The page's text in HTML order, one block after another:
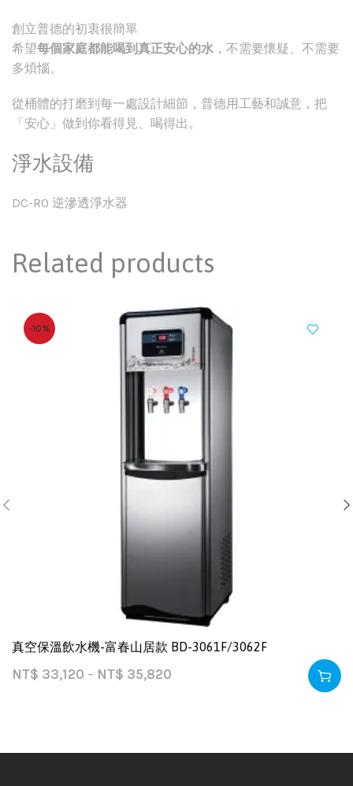
創立普德的初衷很簡單
希望每個家庭都能喝到真正安心的水 ，不需要懷疑、不需要
多煩惱。
從桶體的打磨到每一處設計細節，普德用工藝和誠意，把
「安心」做到你看得見、喝得出。
淨水設備
DC-RO 逆滲透淨水器
Related products
-10%
真空保溫飲水機-富春山居款 BD-3061F/3062F
NT$ 33,120 – NT$ 35,820